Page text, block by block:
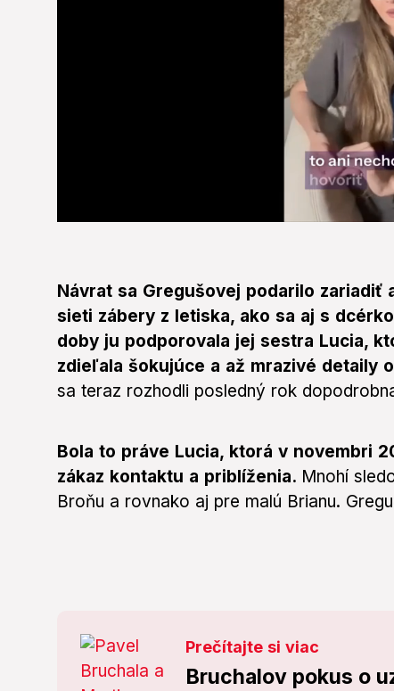
secondsVolume
0%
Návrat sa Gregušovej podarilo zariadiť
sieti zábery z letiska, ako sa aj s
doby ju podporovala jej sestra Lucia,
zdieľala šokujúce a až mrazivé detaily
sa teraz rozhodli posledný rok
Bola to práve Lucia, ktorá v novembri
zákaz kontaktu a priblíženia. Mnohí
Broňu a rovnako aj pre malú Brianu.
Prečítajte si viac
Bruchalov pokus o